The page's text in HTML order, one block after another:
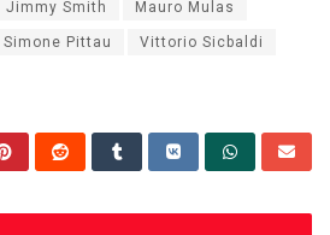
Jimmy Smith Mauro Mulas
Simone Pittau Vittorio Sicbaldi